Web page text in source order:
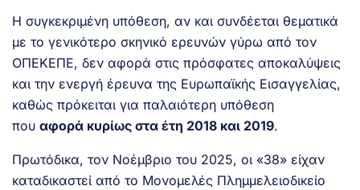
Η συγκεκριμένη υπόθεση, αν και συνδέεται θεματικά
με το γενικότερο σκηνικό ερευνών γύρω από τον
ΟΠΕΚΕΠΕ, δεν αφορά στις πρόσφατες αποκαλύψεις
και την ενεργή έρευνα της Ευρωπαϊκής Εισαγγελίας,
καθώς πρόκειται για παλαιότερη υπόθεση
που αφορά κυρίως στα έτη 2018 και 2019.
Πρωτόδικα, τον Νοέμβριο του 2025, οι «38» είχαν
καταδικαστεί από το Μονομελές Πλημμελειοδικείο